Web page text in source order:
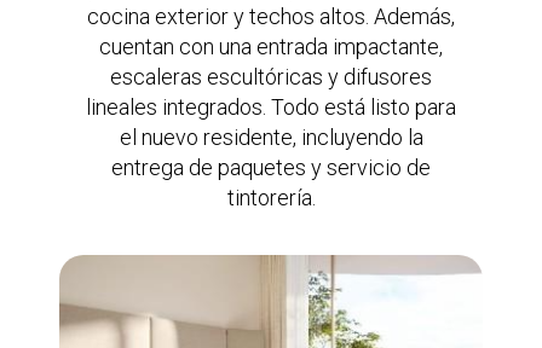
cocina exterior y techos altos. Además,
cuentan con una entrada impactante,
escaleras escultóricas y difusores
lineales integrados. Todo está listo para
el nuevo residente, incluyendo la
entrega de paquetes y servicio de
tintorería.